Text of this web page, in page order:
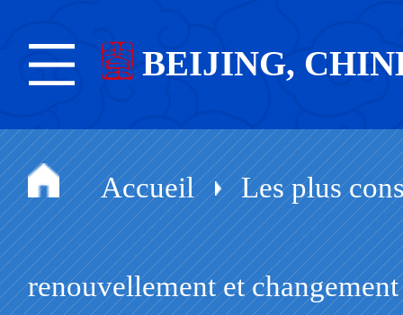
BEIJING,
Accueil Les plus
renouvellement et